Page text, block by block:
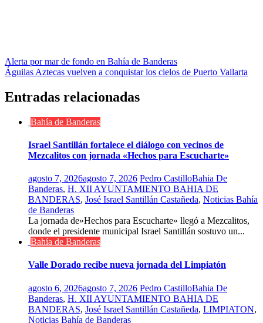
Navegación
de
entradas
Alerta por mar de fondo en Bahía de Banderas
Águilas Aztecas vuelven a conquistar los cielos de Puerto Vallarta
Entradas relacionadas
Bahía de Banderas
Israel Santillán fortalece el diálogo con vecinos de
Mezcalitos con jornada «Hechos para Escucharte»
agosto 7, 2026agosto 7, 2026 Pedro CastilloBahia De
Banderas, H. XII AYUNTAMIENTO BAHIA DE
BANDERAS, José Israel Santillán Castañeda, Noticias Bahía
de Banderas
La jornada de»Hechos para Escucharte» llegó a Mezcalitos,
donde el presidente municipal Israel Santillán sostuvo un...
Bahía de Banderas
Valle Dorado recibe nueva jornada del Limpiatón
agosto 6, 2026agosto 7, 2026 Pedro CastilloBahia De
Banderas, H. XII AYUNTAMIENTO BAHIA DE
BANDERAS, José Israel Santillán Castañeda, LIMPIATON,
Noticias Bahía de Banderas